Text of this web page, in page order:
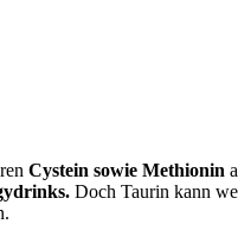
Cystein sowie Methionin
Doch Taurin kann